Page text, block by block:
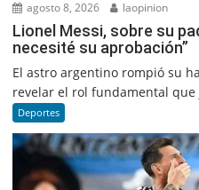
agosto 8, 2026 laopinion
Lionel Messi, sobre su
necesité su aprobación”
El astro argentino rompió su
revelar el rol fundamental que
Deportes